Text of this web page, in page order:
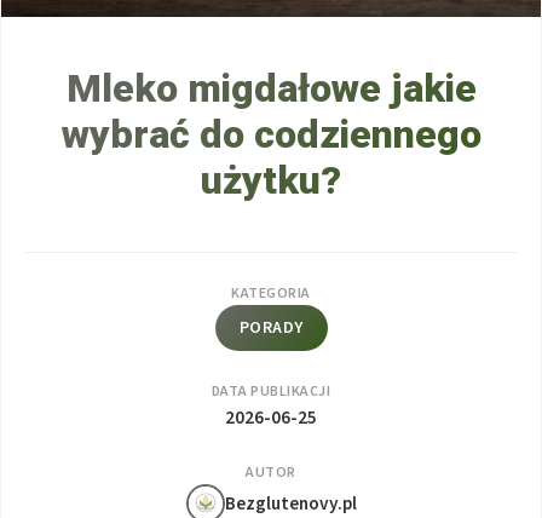
Mleko migdałowe jakie
wybrać do codziennego
użytku?
KATEGORIA
PORADY
DATA PUBLIKACJI
2026-06-25
AUTOR
Bezglutenovy.pl